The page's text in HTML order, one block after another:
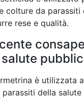
colture da parassiti
rese e qualità.
è utilizzata
della salute